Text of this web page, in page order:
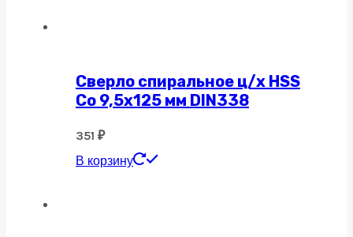
Сверло спиральное ц/х HSS
Co 9,5х125 мм DIN338
351 ₽
В корзину